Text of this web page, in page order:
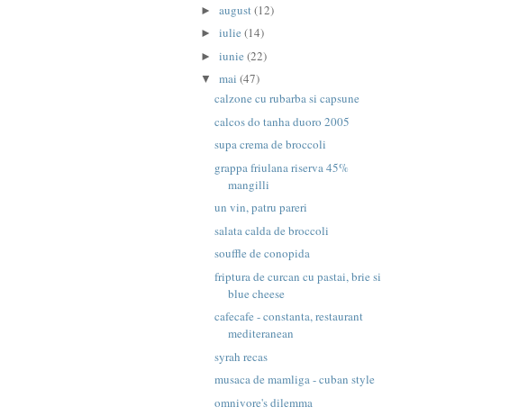
► august(12)
► iulie (14)
► iunie (22)
▼ mai (47)
calzone cu rubarba si capsune
calcos do tanha duoro 2005
supa crema de broccoli
grappa friulana riserva 45%
mangilli
un vin, patru pareri
salata calda de broccoli
souffle de conopida
friptura de curcan cu pastai, brie si
blue cheese
cafecafe - constanta, restaurant
mediteranean
syrah recas
musaca de mamliga - cuban style
omnivore's dilemma